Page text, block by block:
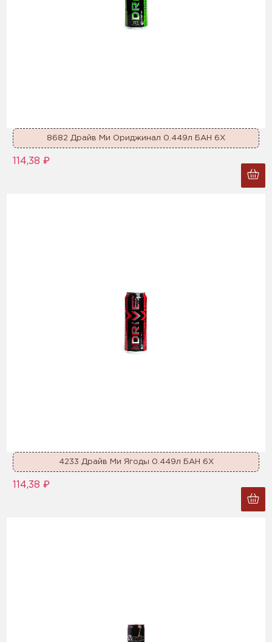
8682 Драйв Ми Ориджинал 0.449л БАН 6Х
114,38 ₽
4233 Драйв Ми Ягоды 0.449л БАН 6Х
114,38 ₽